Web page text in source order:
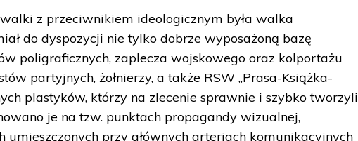
z przeciwnikiem ideologicznym była walka
do dyspozycji nie tylko dobrze wyposażoną bazę
poligraficznych, zaplecza wojskowego oraz kolportażu
partyjnych, żołnierzy, a także RSW „Prasa-Książka-
plastyków, którzy na zlecenie sprawnie i szybko tworzyli
je na tzw. punktach propagandy wizualnej,
umieszczonych przy głównych arteriach komunikacyjnych